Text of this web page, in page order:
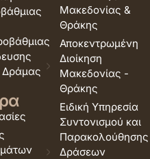
Μακεδονίας &
Θράκης
Αποκεντρωμένη
Διοίκηση
Μακεδονίας -
Θράκης
Ειδική Υπηρεσία
Συντονισμού και
Παρακολούθησης
Δράσεων